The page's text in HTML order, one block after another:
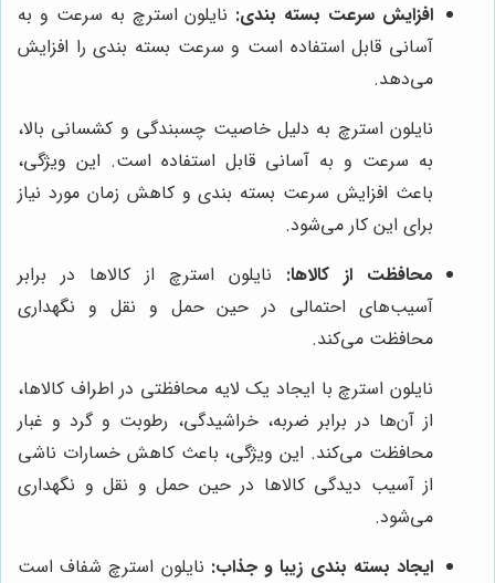
افزایش سرعت بسته بندی: نایلون استرچ به سرعت و به
آسانی قابل استفاده است و سرعت بسته بندی را افزایش
می‌دهد.
نایلون استرچ به دلیل خاصیت چسبندگی و کشسانی بالا،
به سرعت و به آسانی قابل استفاده است. این ویژگی،
باعث افزایش سرعت بسته بندی و کاهش زمان مورد نیاز
برای این کار می‌شود.
محافظت از کالاها: نایلون استرچ از کالاها در برابر
آسیب‌های احتمالی در حین حمل و نقل و نگهداری
محافظت می‌کند.
نایلون استرچ با ایجاد یک لایه محافظتی در اطراف کالاها،
از آن‌ها در برابر ضربه، خراشیدگی، رطوبت و گرد و غبار
محافظت می‌کند. این ویژگی، باعث کاهش خسارات ناشی
از آسیب دیدگی کالاها در حین حمل و نقل و نگهداری
می‌شود.
ایجاد بسته بندی زیبا و جذاب: نایلون استرچ شفاف است